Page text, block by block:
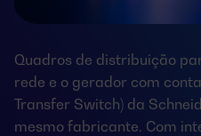
Quadros de distribuição
rede e o gerador com
Transfer Switch) da
mesmo fabricante. Com